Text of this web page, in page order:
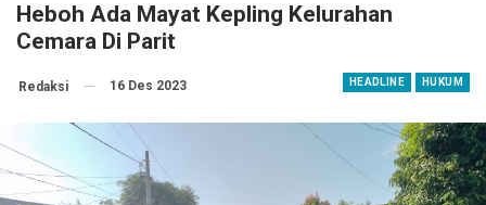
Heboh Ada Mayat Kepling Kelurahan
Cemara Di Parit
HEADLINE HUKUM
Redaksi 16 Des 2023